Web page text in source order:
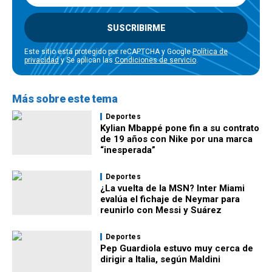
SUSCRIBIRME
Este sitio está protegido por reCAPTCHA y GooglePolítica de
privacidady Se aplican las Condiciones de servicio.
Más sobre este tema
Deportes
Kylian Mbappé pone fin a su contrato
de 19 años con Nike por una marca
“inesperada”
Deportes
¿La vuelta de la MSN? Inter Miami
evalúa el fichaje de Neymar para
reunirlo con Messi y Suárez
Deportes
Pep Guardiola estuvo muy cerca de
dirigir a Italia, según Maldini